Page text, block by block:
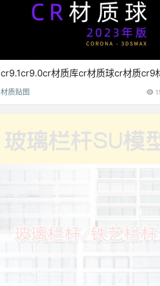
cr9.1cr9.0cr材质库cr材质球cr材质cr9
质库3dmax材质球corona10
材质贴图